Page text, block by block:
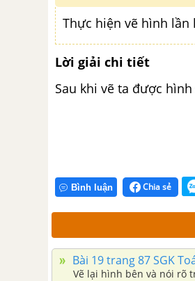
Thực hiện vẽ hình lần
Lời giải chi tiết
Sau khi vẽ ta được hình
Bình luận Chia sẻ
Bài 19 trang 87 SGK
Vẽ lại hình bên và nói rõ